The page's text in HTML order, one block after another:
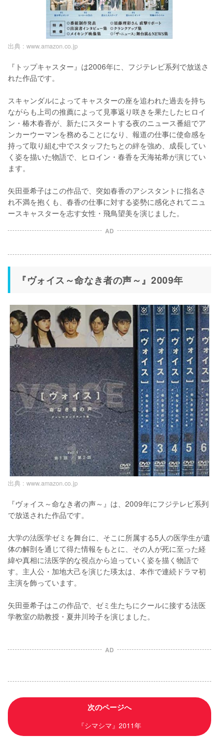
出典 : www.amazon.co.jp
『トップキャスター』は2006年に、フジテレビ系列で放送さ
れた作品です。
スキャンダルによってキャスターの座を追われた過去を持ち
ながらも上司の推薦によって見事返り咲きを果たしたヒロイ
ン・椿木春香が、新たにスタートする夜のニュース番組でア
ンカーウーマンを務めることになり、報道の仕事に使命感を
持って取り組む中でスタッフたちとの絆を強め、成長してい
く姿を描いた物語で、ヒロイン・春香を天海祐希が演じてい
ます。
矢田亜希子はこの作品で、突如春香のアシスタントに指名さ
れ不満を抱くも、春香の仕事に対する姿勢に感化されてニュ
ースキャスターを志す女性・飛鳥望美を演じました。
AD
『ヴォイス～命なき者の声～』2009年
出典 : www.amazon.co.jp
『ヴォイス～命なき者の声～』は、2009年にフジテレビ系列
で放送された作品です。
大学の法医学ゼミを舞台に、そこに所属する5人の医学生が遺
体の解剖を通じて得た情報をもとに、その人が死に至った経
緯や真相に法医学的な視点から迫っていく姿を描く物語で
す。主人公・加地大己を演じた瑛太は、本作で連続ドラマ初
主演を飾っています。
矢田亜希子はこの作品で、ゼミ生たちにクールに接する法医
学教室の助教授・夏井川玲子を演じました。
AD
次のページへ
『シマシマ』2011年